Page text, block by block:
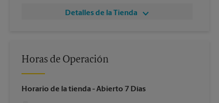
Detalles de la Tienda
Horas de Operación
Horario de la tienda - Abierto 7 Días